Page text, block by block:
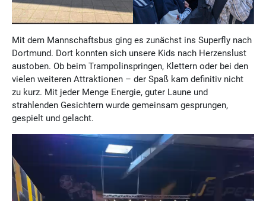
Mit dem Mannschaftsbus ging es zunächst ins Superfly nach
Dortmund. Dort konnten sich unsere Kids nach Herzenslust
austoben. Ob beim Trampolinspringen, Klettern oder bei den
vielen weiteren Attraktionen – der Spaß kam definitiv nicht
zu kurz. Mit jeder Menge Energie, guter Laune und
strahlenden Gesichtern wurde gemeinsam gesprungen,
gespielt und gelacht.